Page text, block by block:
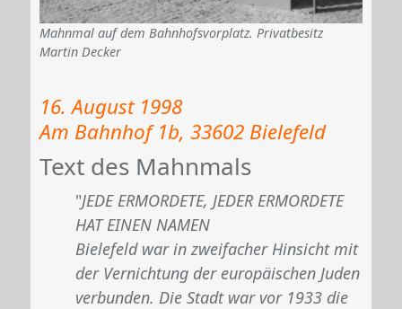
Mahnmal auf dem Bahnhofsvorplatz. Privatbesitz
Martin Decker
16. August 1998
Am Bahn­hof 1b, 33602 Bie­le­feld
Text des Mahnmals
"JEDE ERMORDETE, JEDER ERMORDETE
HAT EINEN NAMEN
Bielefeld war in zweifacher Hinsicht mit
der Vernichtung der europäischen Juden
verbunden. Die Stadt war vor 1933 die